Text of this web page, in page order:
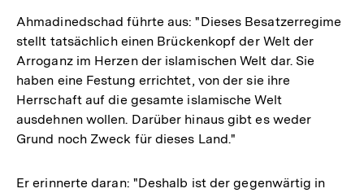
Ahmadinedschad führte aus: "Dieses Besatzerregime
stellt tatsächlich einen Brückenkopf der Welt der
Arroganz im Herzen der islamischen Welt dar. Sie
haben eine Festung errichtet, von der sie ihre
Herrschaft auf die gesamte islamische Welt
ausdehnen wollen. Darüber hinaus gibt es weder
Grund noch Zweck für dieses Land."
Er erinnerte daran: "Deshalb ist der gegenwärtig in